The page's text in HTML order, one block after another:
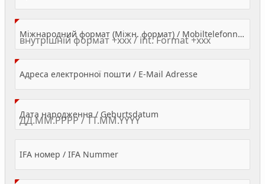
Міжнародний формат (Міжн. формат) / Mobiltelefonnummer
Адреса електронної пошти / E-Mail Adresse(Value Required)
Дата народження / Geburtsdatum
IFA номер / IFA Nummer